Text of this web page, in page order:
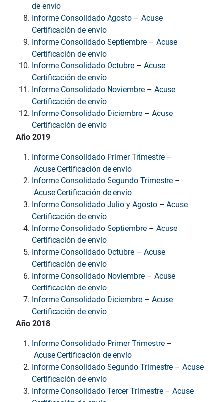
de envío
Informe Consolidado Agosto – Acuse
Certificación de envío
Informe Consolidado Septiembre – Acuse
Certificación de envío
Informe Consolidado Octubre – Acuse
Certificación de envío
Informe Consolidado Noviembre – Acuse
Certificación de envío
Informe Consolidado Diciembre – Acuse
Certificación de envío
Año 2019
Informe Consolidado Primer Trimestre –
Acuse Certificación de envío
Informe Consolidado Segundo Trimestre –
Acuse Certificación de envío
Informe Consolidado Julio y Agosto – Acuse
Certificación de envío
Informe Consolidado Septiembre – Acuse
Certificación de envío
Informe Consolidado Octubre – Acuse
Certificación de envío
Informe Consolidado Noviembre – Acuse
Certificación de envío
Informe Consolidado Diciembre – Acuse
Certificación de envío
Año 2018
Informe Consolidado Primer Trimestre –
Acuse Certificación de envío
Informe Consolidado Segundo Trimestre – Acuse
Certificación de envío
Informe Consolidado Tercer Trimestre – Acuse